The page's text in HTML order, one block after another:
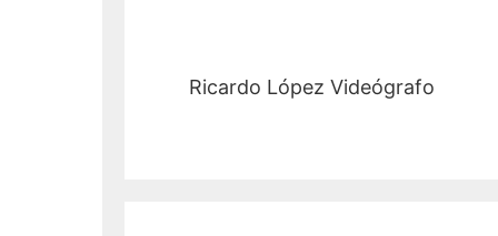
Ricardo López Videógrafo